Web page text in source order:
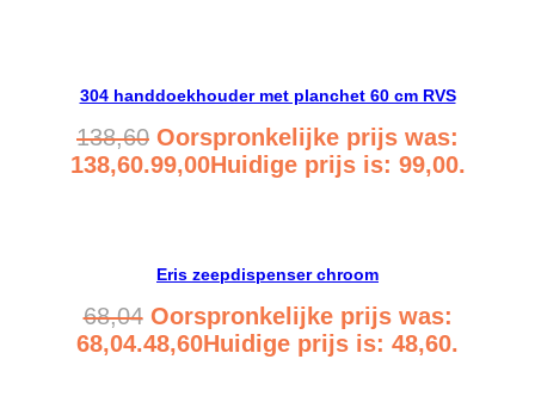
304 handdoekhouder met planchet 60 cm RVS
138,60 Oorspronkelijke prijs was:
138,60.99,00Huidige prijs is: 99,00.
Eris zeepdispenser chroom
68,04 Oorspronkelijke prijs was:
68,04.48,60Huidige prijs is: 48,60.